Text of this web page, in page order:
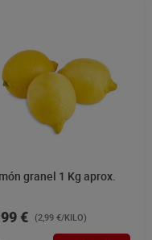
granel 1 Kg aprox.
€ (2,99 €/KILO)